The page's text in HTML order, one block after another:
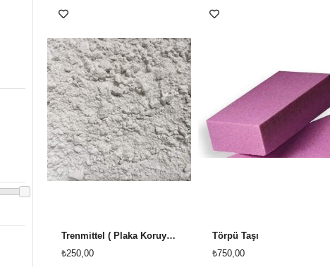
Trenmittel ( Plaka Koruyucu) 1 KİLO TOZ HALDE
₺250,00
Törpü Taşı
₺750,00